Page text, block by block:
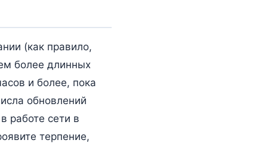
(как правило,
более длинных
и более, пока
обновлений
работе сети в
терпение,